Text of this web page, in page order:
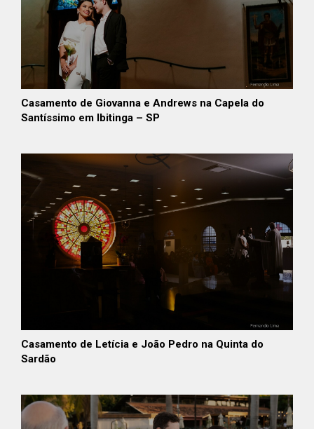
Casamento de Giovanna e Andrews na Capela do
Santíssimo em Ibitinga – SP
Casamento de Letícia e João Pedro na Quinta do
Sardão